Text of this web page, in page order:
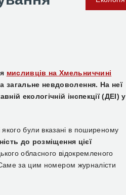
мисливців на Хмельниччині
загальне невдоволення. На неї
екологічній інспекції (ДЕІ) у
якого були вказані в поширеному
до розміщення цієї
обласного відокремленого
за цим номером журналісти